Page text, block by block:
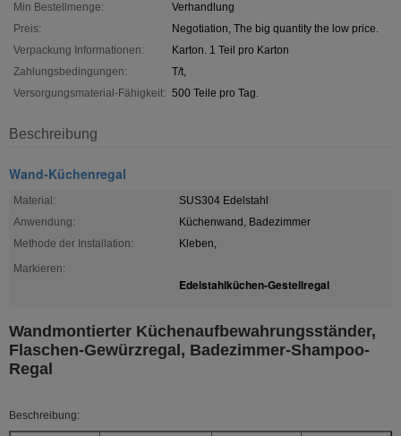
Min Bestellmenge:
Verhandlung
Preis:
Negotiation, The big quantity the low price.
Verpackung Informationen:
Karton. 1 Teil pro Karton
Zahlungsbedingungen:
T/t,
Versorgungsmaterial-Fähigkeit: 500 Teile pro Tag.
Beschreibung
Wand-Küchenregal
Material:
SUS304 Edelstahl
Anwendung:
Küchenwand, Badezimmer
Methode der Installation:
Kleben,
Markieren:
Edelstahlküchen-Gestellregal
Wandmontierter Küchenaufbewahrungsständer,
Flaschen-Gewürzregal, Badezimmer-Shampoo-
Regal
Beschreibung: